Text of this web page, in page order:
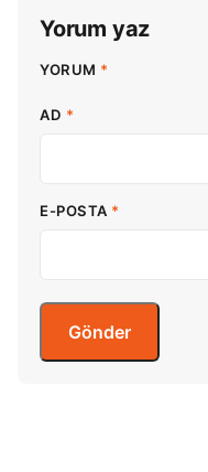
Yorum yaz
YORUM *
AD *
E-POSTA *